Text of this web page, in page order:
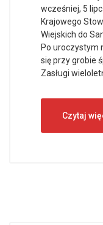
wcześniej, 5
Krajowego
Wiejskich do
Po uroczystym
się przy grobie
Zasługi
Czytaj